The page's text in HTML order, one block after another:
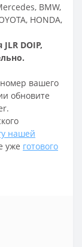
BMW,
HONDA,
DOIP,
вашего
обновите
нашей
уже готового